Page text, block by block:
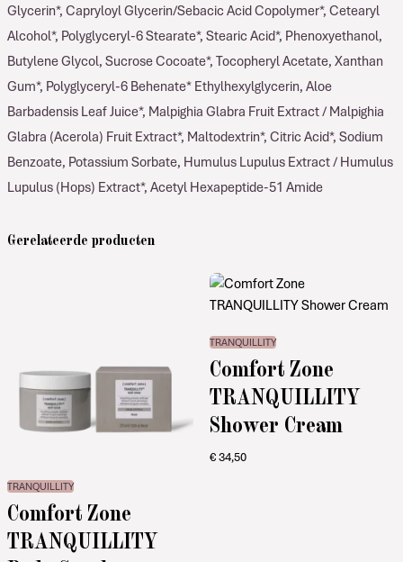
Glycerin*, Capryloyl Glycerin/Sebacic Acid Copolymer*, Cetearyl
Alcohol*, Polyglyceryl-6 Stearate*, Stearic Acid*, Phenoxyethanol,
Butylene Glycol, Sucrose Cocoate*, Tocopheryl Acetate, Xanthan
Gum*, Polyglyceryl-6 Behenate* Ethylhexylglycerin, Aloe
Barbadensis Leaf Juice*, Malpighia Glabra Fruit Extract / Malpighia
Glabra (Acerola) Fruit Extract*, Maltodextrin*, Citric Acid*, Sodium
Benzoate, Potassium Sorbate, Humulus Lupulus Extract / Humulus
Lupulus (Hops) Extract*, Acetyl Hexapeptide-51 Amide
Gerelateerde producten
TRANQUILLITY
Comfort Zone
TRANQUILLITY
TRANQUILLITY
Comfort Zone
TRANQUILLITY
Shower Cream
€34,50